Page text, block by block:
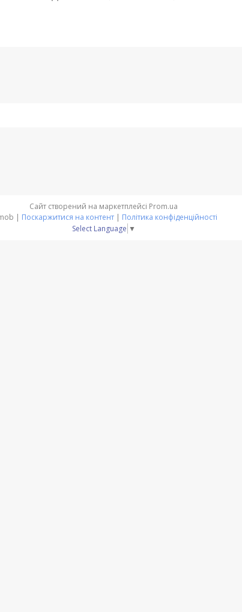
Сайт створений на маркетплейсі Prom.ua
Поскаржитися на контент
Політика конфіденційності
Select Language ▼